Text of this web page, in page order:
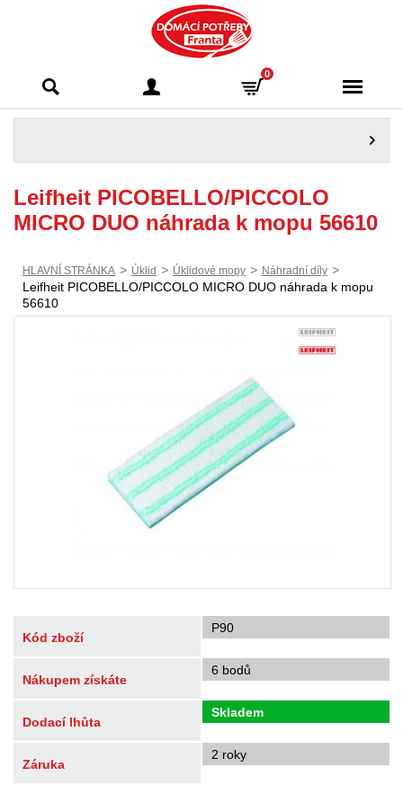
Franta - Příbram
0
Leifheit PICOBELLO/PICCOLO
MICRO DUO náhrada k mopu 56610
HLAVNÍ STRÁNKA > Úklid > Úklidové mopy > Náhradní díly >
Leifheit PICOBELLO/PICCOLO MICRO DUO náhrada k mopu
56610
Kód zboží
P90
Nákupem získáte
6 bodů
Dodací lhůta
Skladem
Záruka
2 roky